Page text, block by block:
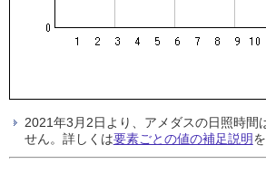
2021年3月2日より、アメダスの日照時
せん。詳しくは要素ごとの値の補足説明